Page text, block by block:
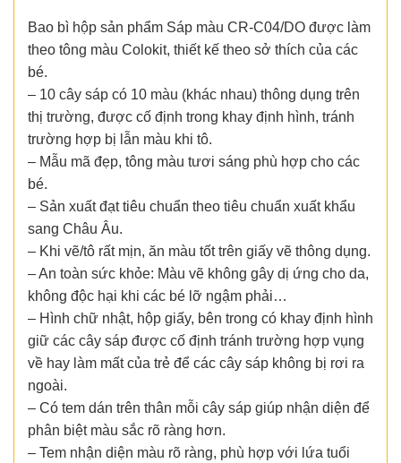
Bao bì hộp sản phẩm Sáp màu CR-C04/DO được làm
theo tông màu Colokit, thiết kế theo sở thích của các
bé.
– 10 cây sáp có 10 màu (khác nhau) thông dụng trên
thị trường, được cố định trong khay định hình, tránh
trường hợp bị lẫn màu khi tô.
– Mẫu mã đẹp, tông màu tươi sáng phù hợp cho các
bé.
– Sản xuất đạt tiêu chuẩn theo tiêu chuẩn xuất khẩu
sang Châu Âu.
– Khi vẽ/tô rất mịn, ăn màu tốt trên giấy vẽ thông dụng.
– An toàn sức khỏe: Màu vẽ không gây dị ứng cho da,
không độc hại khi các bé lỡ ngậm phải…
– Hình chữ nhật, hộp giấy, bên trong có khay định hình
giữ các cây sáp được cố định tránh trường hợp vụng
về hay làm mất của trẻ để các cây sáp không bị rơi ra
ngoài.
– Có tem dán trên thân mỗi cây sáp giúp nhận diện để
phân biệt màu sắc rõ ràng hơn.
– Tem nhận diện màu rõ ràng, phù hợp với lứa tuổi